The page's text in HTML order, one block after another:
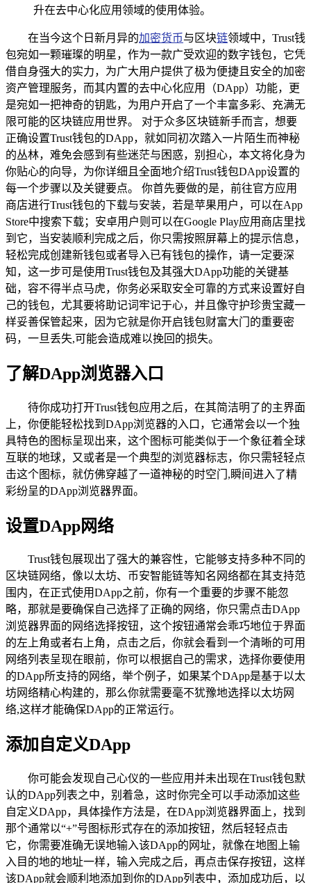
升在去中心化应用领域的使用体验。
在当今这个日新月异的加密货币与区块链领域中，Trust钱
包宛如一颗璀璨的明星，作为一款广受欢迎的数字钱包，它凭
借自身强大的实力，为广大用户提供了极为便捷且安全的加密
资产管理服务，而其内置的去中心化应用（DApp）功能，更
是宛如一把神奇的钥匙，为用户开启了一个丰富多彩、充满无
限可能的区块链应用世界。 对于众多区块链新手而言，想要
正确设置Trust钱包的DApp，就如同初次踏入一片陌生而神秘
的丛林，难免会感到有些迷茫与困惑，别担心，本文将化身为
你贴心的向导，为你详细且全面地介绍Trust钱包DApp设置的
每一个步骤以及关键要点。 你首先要做的是，前往官方应用
商店进行Trust钱包的下载与安装，若是苹果用户，可以在App
Store中搜索下载；安卓用户则可以在Google Play应用商店里找
到它，当安装顺利完成之后，你只需按照屏幕上的提示信息，
轻松完成创建新钱包或者导入已有钱包的操作，请一定要深
知，这一步可是使用Trust钱包及其强大DApp功能的关键基
础，容不得半点马虎，你务必采取安全可靠的方式来设置好自
己的钱包，尤其要将助记词牢记于心，并且像守护珍贵宝藏一
样妥善保管起来，因为它就是你开启钱包财富大门的重要密
码，一旦丢失,可能会造成难以挽回的损失。
了解DApp浏览器入口
待你成功打开Trust钱包应用之后，在其简洁明了的主界面
上，你便能轻松找到DApp浏览器的入口，它通常会以一个独
具特色的图标呈现出来，这个图标可能类似于一个象征着全球
互联的地球，又或者是一个典型的浏览器标志，你只需轻轻点
击这个图标，就仿佛穿越了一道神秘的时空门,瞬间进入了精
彩纷呈的DApp浏览器界面。
设置DApp网络
Trust钱包展现出了强大的兼容性，它能够支持多种不同的
区块链网络，像以太坊、币安智能链等知名网络都在其支持范
围内，在正式使用DApp之前，你有一个重要的步骤不能忽
略，那就是要确保自己选择了正确的网络，你只需点击DApp
浏览器界面的网络选择按钮，这个按钮通常会乖巧地位于界面
的左上角或者右上角，点击之后，你就会看到一个清晰的可用
网络列表呈现在眼前，你可以根据自己的需求，选择你要使用
的DApp所支持的网络，举个例子，如果某个DApp是基于以太
坊网络精心构建的，那么你就需要毫不犹豫地选择以太坊网
络,这样才能确保DApp的正常运行。
添加自定义DApp
你可能会发现自己心仪的一些应用并未出现在Trust钱包默
认的DApp列表之中，别着急，这时你完全可以手动添加这些
自定义DApp，具体操作方法是，在DApp浏览器界面上，找到
那个通常以“+”号图标形式存在的添加按钮，然后轻轻点击
它，你需要准确无误地输入该DApp的网址，就像在地图上输
入目的地的地址一样，输入完成之后，再点击保存按钮，这样
该DApp就会顺利地添加到你的DApp列表中，添加成功后，以